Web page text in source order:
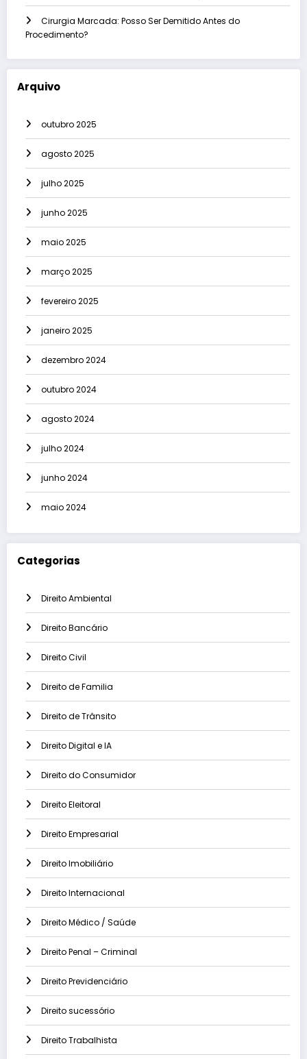
Cirurgia Marcada: Posso Ser Demitido Antes do
Procedimento?
Arquivo
outubro 2025
agosto 2025
julho 2025
junho 2025
maio 2025
março 2025
fevereiro 2025
janeiro 2025
dezembro 2024
outubro 2024
agosto 2024
julho 2024
junho 2024
maio 2024
Categorias
Direito Ambiental
Direito Bancário
Direito Civil
Direito de Familia
Direito de Trânsito
Direito Digital e IA
Direito do Consumidor
Direito Eleitoral
Direito Empresarial
Direito Imobiliário
Direito Internacional
Direito Médico / Saúde
Direito Penal – Criminal
Direito Previdenciário
Direito sucessório
Direito Trabalhista